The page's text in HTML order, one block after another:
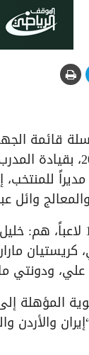
قائمة
كأس العالم لكرة
مديراً
وائل
كما ضمّت القائمة
علي، ودونتي